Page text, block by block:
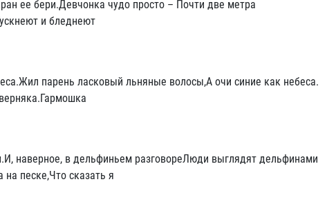
ее бери.Девчонка чудо просто – Почти две метра
и бледнеют
парень ласковый льняные волосы,А очи синие как небеса.
наверное, в дельфиньем разговореЛюди выглядят дельфинами
песке,Что сказать я